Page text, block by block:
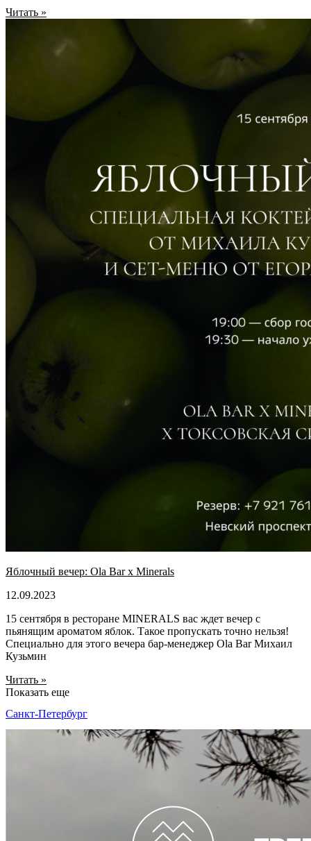
Читать »
Яблочный вечер: Ola Bar x Minerals
12.09.2023
15 сентября в ресторане MINERALS вас ждет вечер с
пьянящим ароматом яблок. Такое пропускать точно нельзя!
Специально для этого вечера бар-менеджер Ola Bar Михаил
Кузьмин
Читать »
Показать еще
Санкт-Петербург